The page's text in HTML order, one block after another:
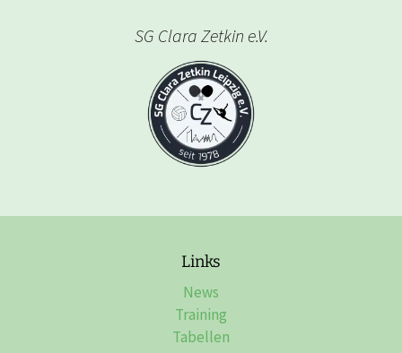
SG Clara Zetkin e.V.
Links
News
Training
Tabellen